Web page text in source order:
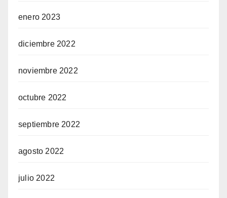
enero 2023
diciembre 2022
noviembre 2022
octubre 2022
septiembre 2022
agosto 2022
julio 2022